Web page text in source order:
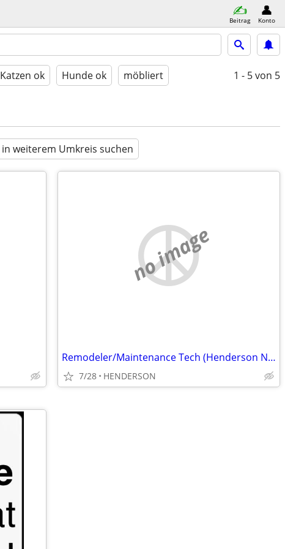
Beitrag Konto
Katzen ok Hunde ok möbliert 1 - 5von 5
in weiterem Umkreis suchen
no image
Remodeler/Maintenance Tech (Henderson Nebraska)
7/28 HENDERSON